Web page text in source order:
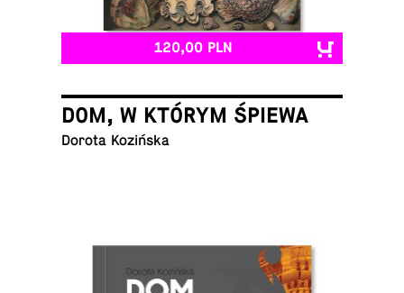
120,00 PLN
DOM, W KTÓRYM ŚPIEWA
Dorota Kozińska